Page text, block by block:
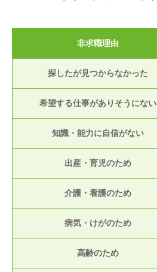
非求職理由
探したが見つからなかった
希望する仕事がありそうにない
知識・能力に自信がない
出産・育児のため
介護・看護のため
病気・けがのため
高齢のため